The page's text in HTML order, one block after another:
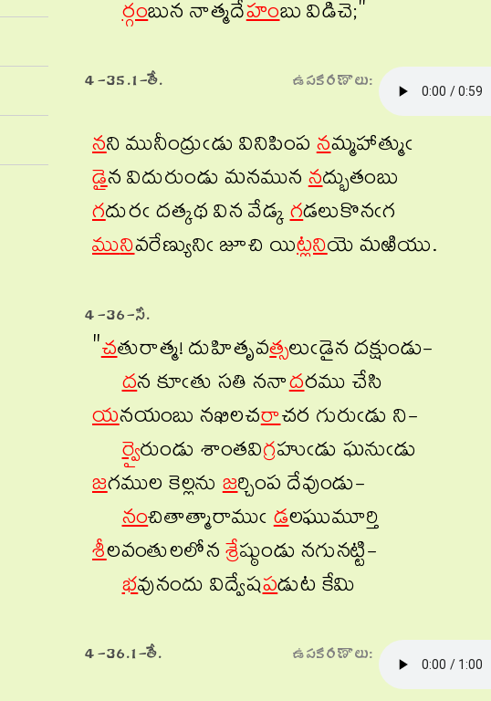
ర్గంబున నాత్మదేహంబు విడిచె;"
4-35.1-తే. ఉపకరణాలు:
నని మునీంద్రుఁడు వినిపింపనమ్మహాత్ముఁ
డైన విదురుండు మనముననద్భుతంబు
గదురఁ దత్కథ విన వేడ్కగడలుకొనఁగ
మునివరేణ్యునిఁ జూచి యిట్లనియె మఱియు.
4-36-సీ.
"చతురాత్మ! దుహితృవత్సలుఁడైన దక్షుండు-
దన కూఁతు సతి ననాదరము చేసి
యనయంబు నఖిలచరాచర గురుఁడు ని-
ర్వైరుండు శాంతవిగ్రహుఁడు ఘనుఁడు
జగముల కెల్లనుజర్చింప దేవుండు-
నంచితాత్మారాముఁడలఘుమూర్తి
శీలవంతులలోనశ్రేష్ఠుండు నగునట్టి-
భవునందు విద్వేషపడుట కేమి
4-36.1-తే. ఉపకరణాలు: